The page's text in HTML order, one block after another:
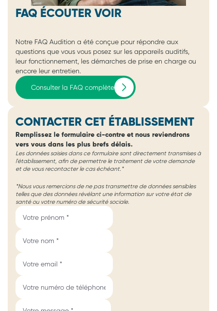
FAQ ÉCOUTER VOIR
Notre FAQ Audition a été conçue pour répondre aux
questions que vous vous posez sur les appareils auditifs,
leur fonctionnement, les démarches de prise en charge ou
encore leur entretien.
Consulter la FAQ complète
CONTACTER CET ÉTABLISSEMENT
Remplissez le formulaire ci-contre et nous reviendrons
vers vous dans les plus brefs délais.
Les données saisies dans ce formulaire sont directement transmises à
l'établissement, afin de permettre le traitement de votre demande
et de vous recontacter le cas échéant.*
*Nous vous remercions de ne pas transmettre de données sensibles
telles que des données révélant une information sur votre état de
santé ou votre numéro de sécurité sociale.